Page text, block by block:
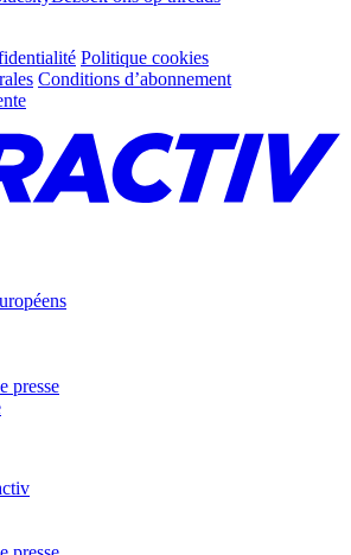
Politique cookies
Conditions d’abonnement
presse